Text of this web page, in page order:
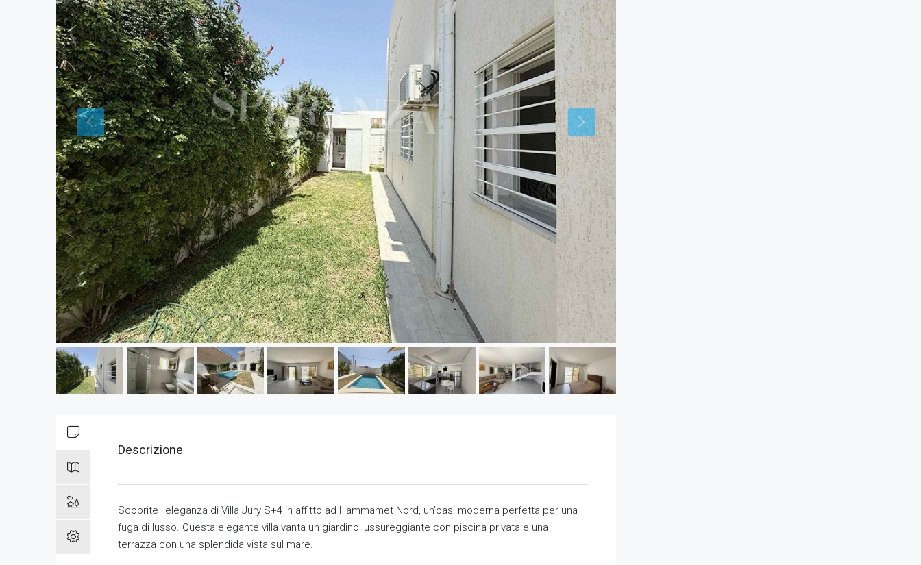
Descrizione
Scoprite l'eleganza di Villa Jury S+4 in affitto ad Hammamet Nord, un'oasi moderna perfetta per una
fuga di lusso. Questa elegante villa vanta un giardino lussureggiante con piscina privata e una
terrazza con una splendida vista sul mare.